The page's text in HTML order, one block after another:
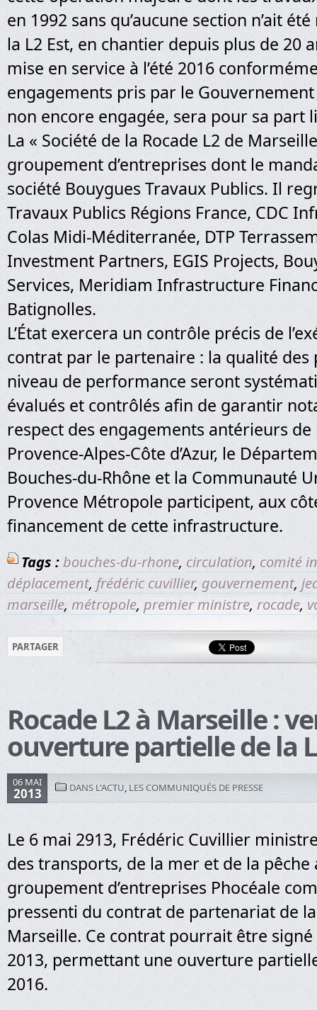
en 1992 sans qu’aucune section n’ait
la L2 Est, en chantier depuis plus de 20
mise en service à l’été 2016
engagements pris par le
non encore engagée, sera pour sa part
La « Société de la Rocade L2 de
groupement d’entreprises dont le
société Bouygues Travaux Publics. Il
Travaux Publics Régions France, CDC
Colas Midi-Méditerranée, DTP
Investment Partners, EGIS Projects,
Services, Meridiam Infrastructure
Batignolles.
L’État exercera un contrôle précis de
contrat par le partenaire : la qualité des
niveau de performance seront
évalués et contrôlés afin de garantir
respect des engagements antérieurs de
Provence-Alpes-Côte d’Azur, le
Bouches-du-Rhône et la Communauté
Provence Métropole participent, aux
financement de cette infrastructure.
Tags :bouches-du-rhone, circulation, comité
déplacement, frédéric cuvillier, gouvernement,
marseille, métropole, premier ministre, rocade,
PARTAGER
Rocade L2 à Marseille :
ouverture partielle de la
06 MAI
2013 DANS L'ACTU, LES COMMUNIQUÉS DE PRESSE
Le 6 mai 2913, Frédéric Cuvillier
des transports, de la mer et de la pêche
groupement d’entreprises Phocéale
pressenti du contrat de partenariat de
Marseille. Ce contrat pourrait être signé
2013, permettant une ouverture
2016.